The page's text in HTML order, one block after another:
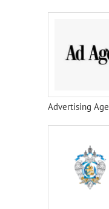
Advertising Age